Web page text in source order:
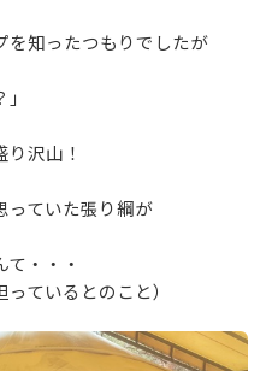
を知ったつもりでしたが
沢山！
っていた張り綱が
・・・
ているとのこと）